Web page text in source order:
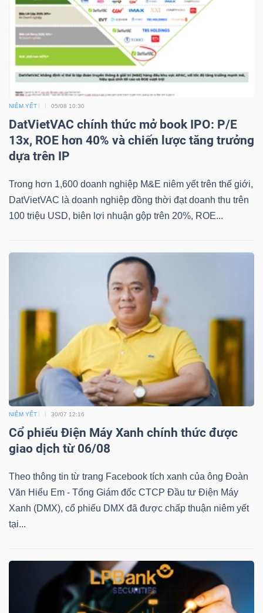
NIÊM YẾT 05/08 10:30
DatVietVAC chính thức mở book IPO: P/E
13x, ROE hơn 40% và chiến lược tăng trưởng
dựa trên IP
Trong hơn 1,600 doanh nghiệp M&E niêm yết trên thế giới,
DatVietVAC là doanh nghiệp đồng thời đạt doanh thu trên
100 triệu USD, biên lợi nhuận gộp trên 20%, ROE...
NIÊM YẾT 30/07 12:16
Cổ phiếu Điện Máy Xanh chính thức được
giao dịch từ 06/08
Theo thông tin từ trang Facebook tích xanh của ông Đoàn
Văn Hiểu Em - Tổng Giám đốc CTCP Đầu tư Điện Máy
Xanh (DMX), cổ phiếu DMX đã được chấp thuận niêm yết
tại...
YẾU
TIÊU
DÙNG
THIẾT
YẾU
CHĂM
SÓC
CHÍNH
CÔNG
THÔNG
DỊCH
TRUYỀN
THÔNG